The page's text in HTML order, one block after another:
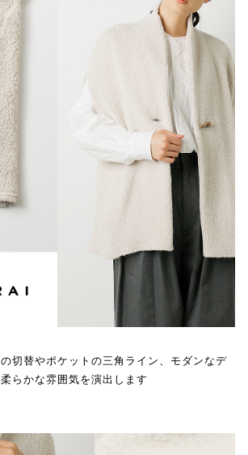
切替やポケットの三角ライン、モダンなデ
らかな雰囲気を演出します